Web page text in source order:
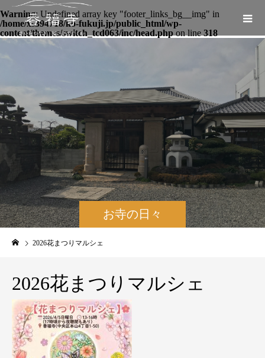
Warning: Undefined array key "footer_links_bg__img" in
/home/xs394718/ko-fukuji.jp/public_html/wp-
content/themes/switch_tcd063/inc/head.php on line 318
お寺の日々
2026花まつりマルシェ
2026花まつりマルシェ